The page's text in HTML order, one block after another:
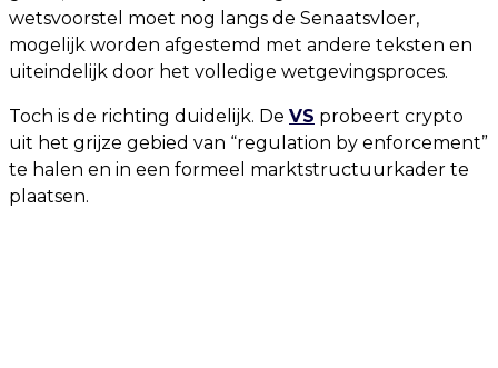
wetsvoorstel moet nog langs de Senaatsvloer,
mogelijk worden afgestemd met andere teksten en
uiteindelijk door het volledige wetgevingsproces.
Toch is de richting duidelijk. De VS probeert crypto
uit het grijze gebied van “regulation by enforcement”
te halen en in een formeel marktstructuurkader te
plaatsen.